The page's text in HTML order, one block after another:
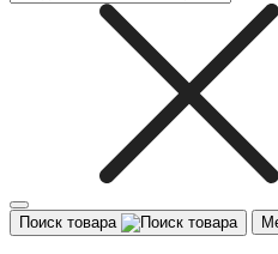
Поиск товара